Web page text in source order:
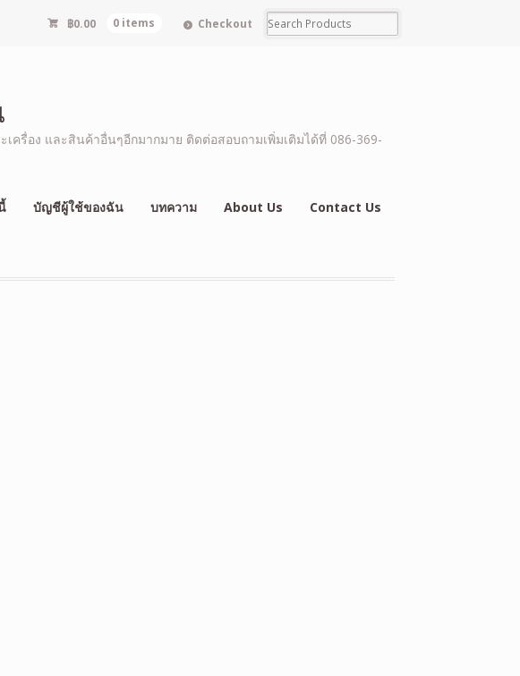
฿0.00 0 items Checkout
ครื่อง และสินค้าอื่นๆอีกมากมาย ติดต่อสอบถามเพิ่มเติมได้ที่ 086-369-
บัญชีผู้ใช้ของฉัน บทความ About Us Contact Us